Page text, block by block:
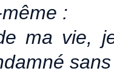
:
ma vie,